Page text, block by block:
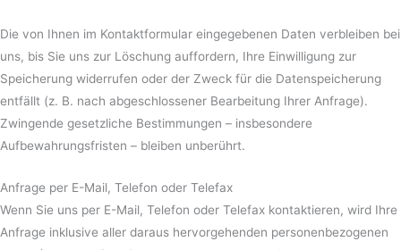
Die von Ihnen im Kontaktformular eingegebenen Daten verbleiben bei
uns, bis Sie uns zur Löschung auffordern, Ihre Einwilligung zur
Speicherung widerrufen oder der Zweck für die Datenspeicherung
entfällt (z. B. nach abgeschlossener Bearbeitung Ihrer Anfrage).
Zwingende gesetzliche Bestimmungen – insbesondere
Aufbewahrungsfristen – bleiben unberührt.
Anfrage per E-Mail, Telefon oder Telefax
Wenn Sie uns per E-Mail, Telefon oder Telefax kontaktieren, wird Ihre
Anfrage inklusive aller daraus hervorgehenden personenbezogenen